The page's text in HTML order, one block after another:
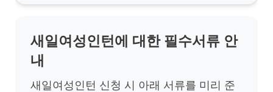
새일여성인턴에 대한 필수서류 안
내
새일여성인턴 신청 시 아래 서류를 미리 준